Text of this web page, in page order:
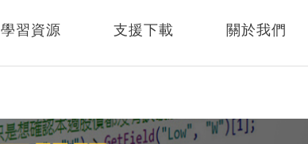
學習資源 支援下載 關於我們